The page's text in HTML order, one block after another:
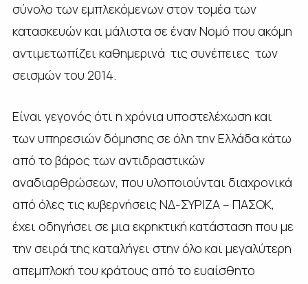
σύνολο των εμπλεκόμενων στον τομέα των
κατασκευών και μάλιστα σε έναν Νομό που ακόμη
αντιμετωπίζει καθημερινά τις συνέπειες των
σεισμών του 2014.
Είναι γεγονός ότι η χρόνια υποστελέχωση και
των υπηρεσιών δόμησης σε όλη την Ελλάδα κάτω
από το βάρος των αντιδραστικών
αναδιαρθρώσεων, που υλοποιούνται διαχρονικά
από όλες τις κυβερνήσεις ΝΔ-ΣΥΡΙΖΑ – ΠΑΣΟΚ,
έχει οδηγήσει σε μια εκρηκτική κατάσταση που με
την σειρά της καταλήγει στην όλο και μεγαλύτερη
απεμπλοκή του κράτους από το ευαίσθητο